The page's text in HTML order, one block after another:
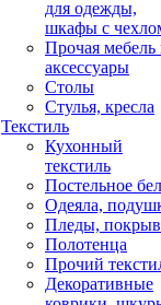
для одежды,
шкафы с
Прочая мебель
аксессуары
Столы
Стулья, кресла
Текстиль
Кухонный
текстиль
Постельное
Одеяла,
Пледы,
Полотенца
Прочий
Декоративные